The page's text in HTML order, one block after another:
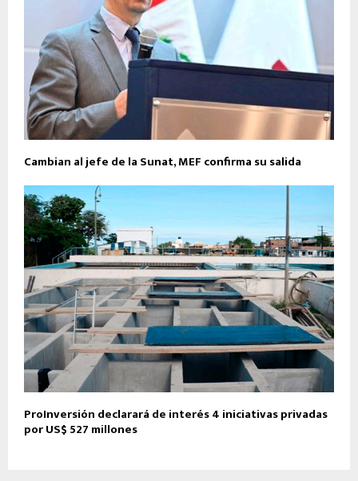
Cambian al jefe de la Sunat, MEF confirma su salida
ProInversión declarará de interés 4 iniciativas privadas
por US$ 527 millones